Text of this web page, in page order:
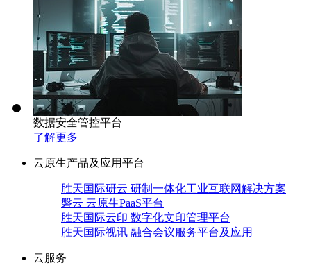
数据安全管控平台
了解更多
云原生产品及应用平台
胜天国际研云 研制一体化工业互联网解决方案
磐云 云原生PaaS平台
胜天国际云印 数字化文印管理平台
胜天国际视讯 融合会议服务平台及应用
云服务